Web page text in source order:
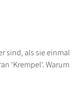
sind, als sie einmal
'Krempel'. Warum